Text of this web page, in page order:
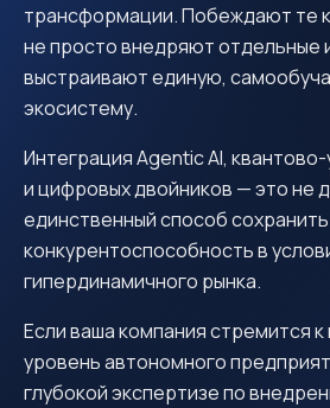
трансформации. Побеждают те
не просто внедряют отдельные
выстраивают единую,
экосистему.
Интеграция Agentic AI,
и цифровых двойников — это не
единственный способ сохранить
конкурентоспособность в
гипердинамичного рынка.
Если ваша компания стремится к
уровень автономного
глубокой экспертизе по